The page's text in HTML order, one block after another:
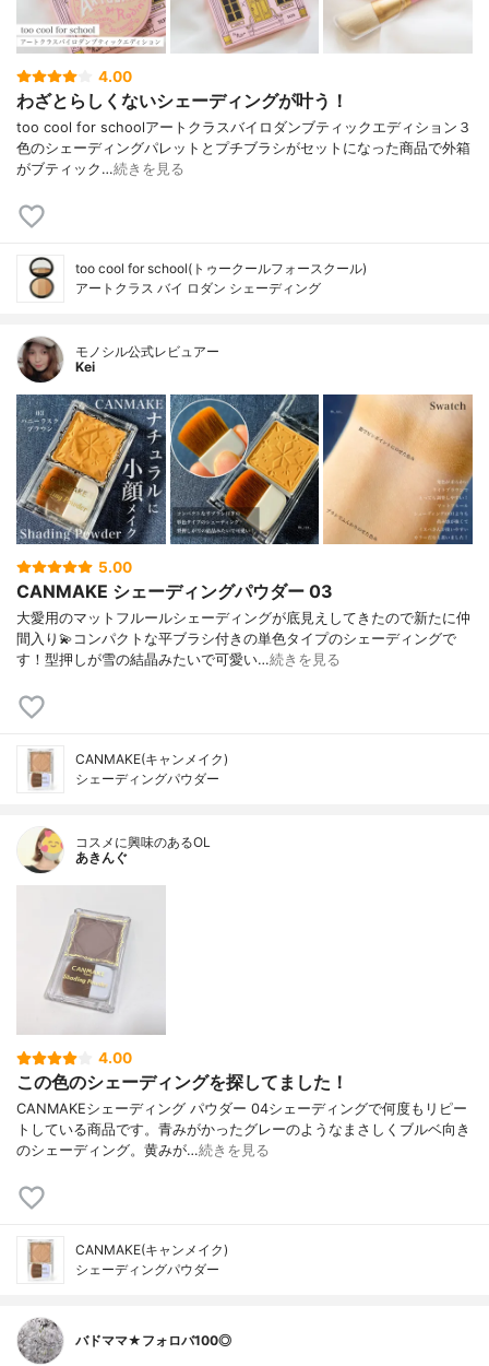
4.00
わざとらしくないシェーディングが叶う！
too cool for schoolアートクラスバイロダンブティックエディション３
色のシェーディングパレットとプチブラシがセットになった商品で外箱
がブティック…続きを見る
too cool for school(トゥークールフォースクール)
アートクラス バイ ロダン シェーディング
モノシル公式レビュアー
Kei
5.00
CANMAKE シェーディングパウダー 03
大愛用のマットフルールシェーディングが底見えしてきたので新たに仲
間入り💫コンパクトな平ブラシ付きの単色タイプのシェーディングで
す！型押しが雪の結晶みたいで可愛い…続きを見る
CANMAKE(キャンメイク)
シェーディングパウダー
コスメに興味のあるOL
あきんぐ
4.00
この色のシェーディングを探してました！
CANMAKEシェーディング パウダー 04シェーディングで何度もリピー
トしている商品です。青みがかったグレーのようなまさしくブルベ向き
のシェーディング。黄みが…続きを見る
CANMAKE(キャンメイク)
シェーディングパウダー
バドママ★フォロバ100◎